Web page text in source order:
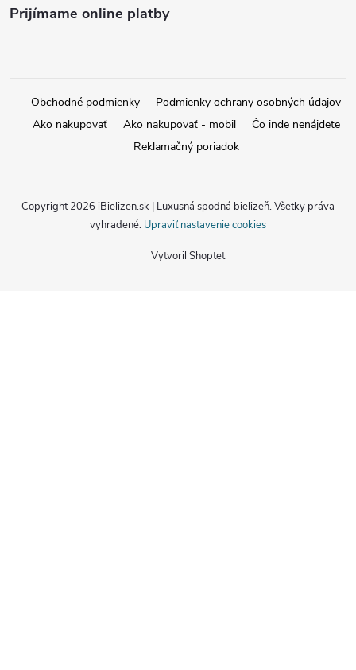
Prijímame online platby
Obchodné podmienky
Podmienky ochrany osobných údajov
Ako nakupovať
Ako nakupovať - mobil
Čo inde nenájdete
Reklamačný poriadok
Vytvoril Shoptet
Copyright 2026 iBielizen.sk | Luxusná spodná bielizeň. Všetky práva
vyhradené. Upraviť nastavenie cookies